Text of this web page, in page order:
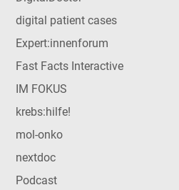
digital patient cases
Expert:innenforum
Fast Facts Interactive
IM FOKUS
krebs:hilfe!
mol-onko
nextdoc
Podcast